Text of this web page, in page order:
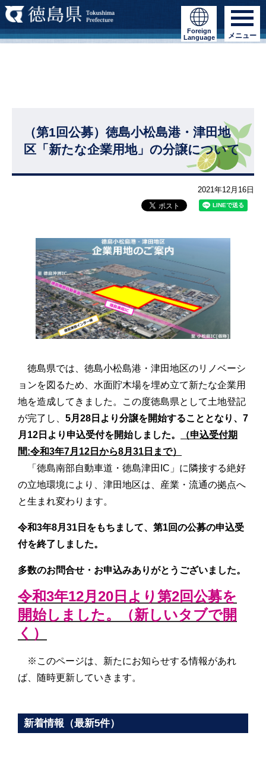
Foreign
Language
メニュー
（第1回公募）徳島小松島港・津田地
区「新たな企業用地」の分譲について
2021年12月16日
徳島県では、徳島小松島港・津田地区のリノベーシ
ョンを図るため、水面貯木場を埋め立て新たな企業用
地を造成してきました。この度徳島県として土地登記
が完了し、 5月28日より分譲を開始することとなり、7
月12日より申込受付を開始しました。
（申込受付期
間:令和3年7月12日から8月31日まで）
「徳島南部自動車道・徳島津田IC」 に隣接する絶好
の立地環境により、津田地区は、産業・流通の拠点へ
と生まれ変わります。
令和3年8月31日をもちまして、第1回の公募の申込受
付を終了しました。
多数のお問合せ・お申込みありがとうございました。
令和3年12月20日より第2回公募を
開始しました。（新しいタブで開
く）
※このページは、新たにお知らせする情報があれ
ば、随時更新していきます。
新着情報（最新5件）